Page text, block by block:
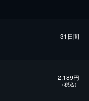
31日間
2,189円
（税込）